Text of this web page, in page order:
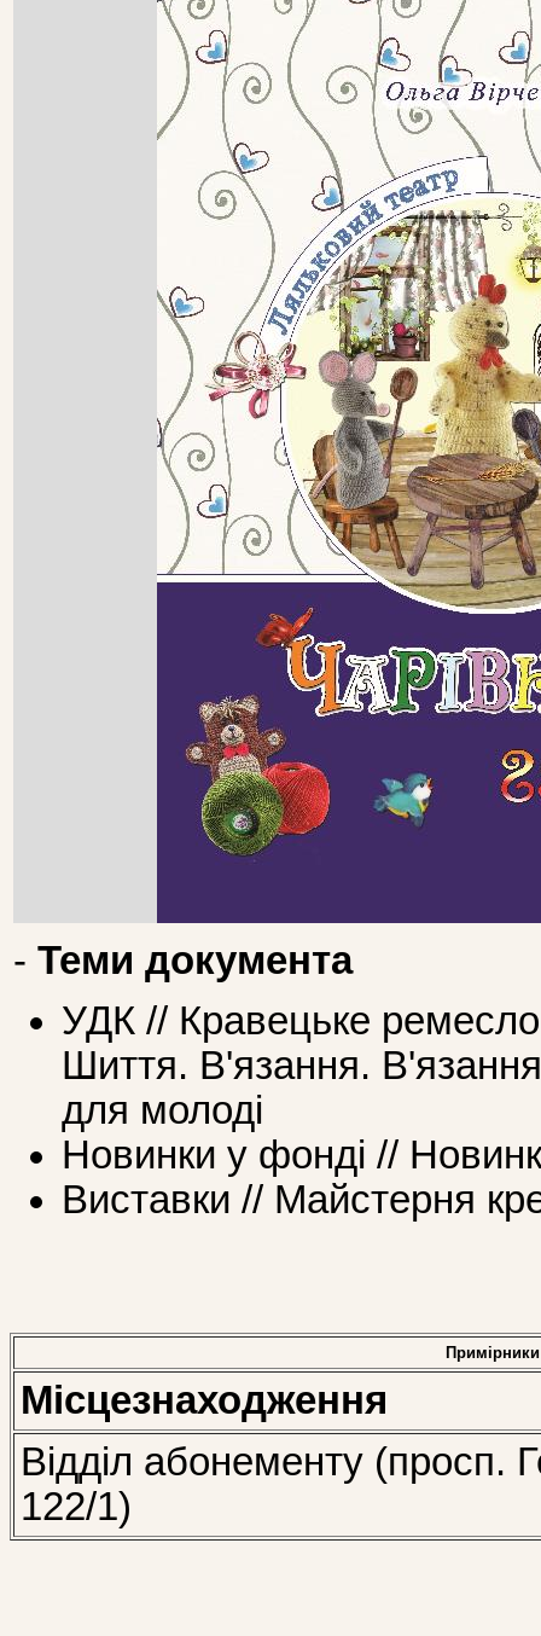
- Теми документа
УДК // Кравецьке
Шиття. В'язання.
для молоді
Новинки у фонді //
Виставки // Майстерня
Примірники
Місцезнаходження
Відділ абонементу (просп.
122/1)